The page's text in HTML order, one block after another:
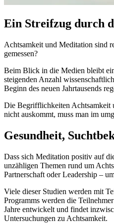
Ein Streifzug durch
Achtsamkeit und Meditation sind
gemessen?
Beim Blick in die Medien bleibt
steigenden Anzahl
Beginn des neuen Jahrtausends
Die Begrifflichkeiten Achtsamkeit
nicht auskommt, muss man im
Gesundheit,
Dass sich Meditation positiv auf
unzähligen Themen rund um
Partnerschaft oder Leadership –
Viele dieser Studien werden mit
Programms werden die
Jahre entwickelt und findet
Untersuchungen zu Achtsamkeit.